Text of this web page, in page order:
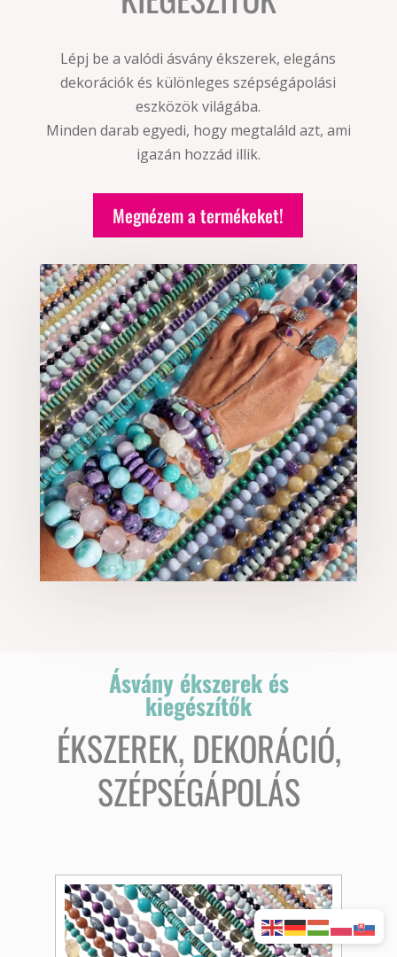
Lépj be a valódi ásvány ékszerek, elegáns
dekorációk és különleges szépségápolási
eszközök világába.
Minden darab egyedi, hogy megtaláld azt, ami
igazán hozzád illik.
Megnézem a termékeket!
Ásvány ékszerek és
kiegészítők
ÉKSZEREK, DEKORÁCIÓ,
SZÉPSÉGÁPOLÁS